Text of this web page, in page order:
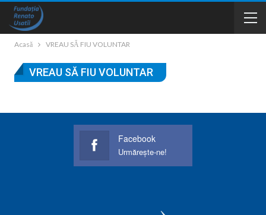
Acasă VREAU SĂ FIU VOLUNTAR
VREAU SĂ FIU VOLUNTAR
Facebook
Urmărește-ne!